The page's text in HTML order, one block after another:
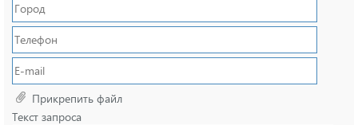
Прикрепить файл
Текст запроса